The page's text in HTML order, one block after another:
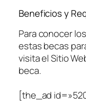
Beneficios y
Para conocer
estas becas
visita el Sitio
beca.
[the_ad